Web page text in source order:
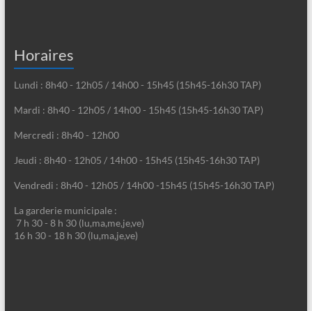
Horaires
Lundi : 8h40 - 12h05 / 14h00 - 15h45 (15h45-16h30 TAP)
Mardi : 8h40 - 12h05 / 14h00 - 15h45 (15h45-16h30 TAP)
Mercredi : 8h40 - 12h00
Jeudi : 8h40 - 12h05 / 14h00 - 15h45 (15h45-16h30 TAP)
Vendredi : 8h40 - 12h05 / 14h00 -15h45 (15h45-16h30 TAP)
La garderie municipale :
7 h 30 - 8 h 30 (lu,ma,me,je,ve)
16 h 30 - 18 h 30 (lu,ma,je,ve)